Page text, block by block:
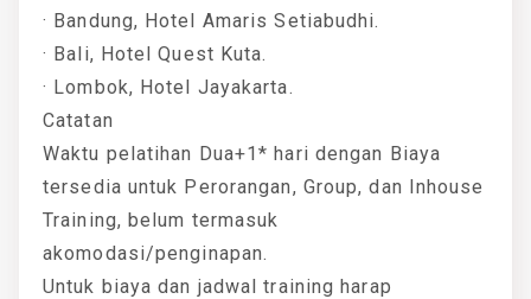
· Bandung, Hotel Amaris Setiabudhi.
· Bali, Hotel Quest Kuta.
· Lombok, Hotel Jayakarta.
Catatan
Waktu pelatihan Dua+1* hari dengan Biaya
tersedia untuk Perorangan, Group, dan Inhouse
Training, belum termasuk
akomodasi/penginapan.
Untuk biaya dan jadwal training harap